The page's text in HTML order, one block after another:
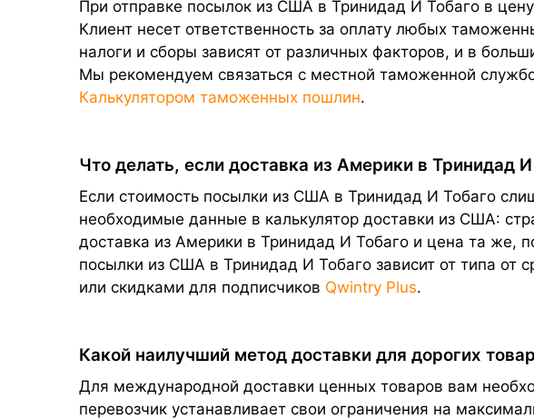
При отправке посылок из США в Тринидад И Тобаго в
Клиент несет ответственность за оплату любых
налоги и сборы зависят от различных факторов, и в
Мы рекомендуем связаться с местной таможенной
Калькулятором таможенных пошлин.
Что делать, если доставка из Америки в Тринидад
Если стоимость посылки из США в Тринидад И Тобаго
необходимые данные в калькулятор доставки из США:
доставка из Америки в Тринидад И Тобаго и цена та же,
посылки из США в Тринидад И Тобаго зависит от типа от
или скидками для подписчиков Qwintry Plus.
Какой наилучший метод доставки для дорогих
Для международной доставки ценных товаров вам
перевозчик устанавливает свои ограничения на